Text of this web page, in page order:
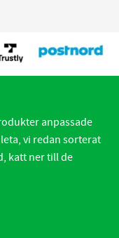
anpassade
vi redan sorterat
katt ner till de